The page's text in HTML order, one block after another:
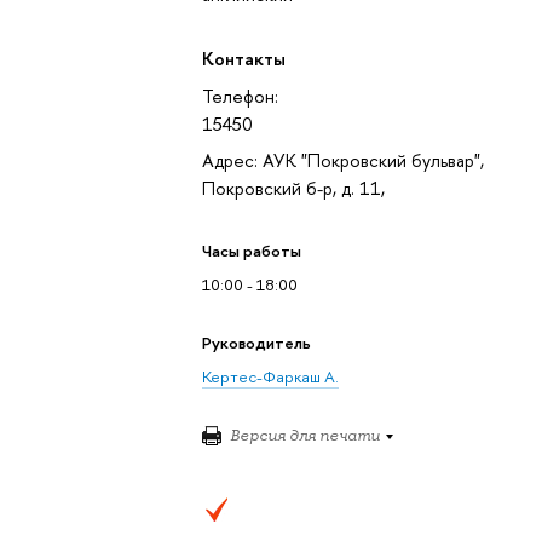
Контакты
Телефон:
15450
Адрес: АУК "Покровский бульвар",
Покровский б-р, д. 11,
Часы работы
10:00 - 18:00
Руководитель
Кертес-Фаркаш А.
Версия для печати